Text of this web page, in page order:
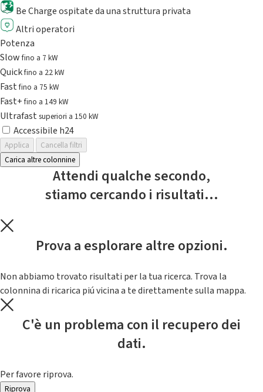
Be Charge ospitate da una struttura privata
Altri operatori
Potenza
Slowfino a 7 kW
Quickfino a 22 kW
Fastfino a 75 kW
Fast+fino a 149 kW
Ultrafast superiori a 150 kW
Accessibile h24
Applica
Cancella filtri
Carica altre colonnine
Attendi qualche secondo,
stiamo cercando i risultati...
Prova a esplorare altre opzioni.
Non abbiamo trovato risultati per la tua ricerca. Trova la
colonnina di ricarica piú vicina a te direttamente sulla mappa.
C'è un problema con il recupero dei
dati.
Per favore riprova.
Riprova